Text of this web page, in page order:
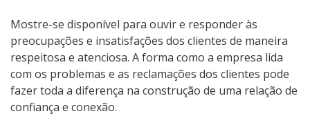
Mostre-se disponível para ouvir e responder às
preocupações e insatisfações dos clientes de maneira
respeitosa e atenciosa. A forma como a empresa lida
com os problemas e as reclamações dos clientes pode
fazer toda a diferença na construção de uma relação de
confiança e conexão.